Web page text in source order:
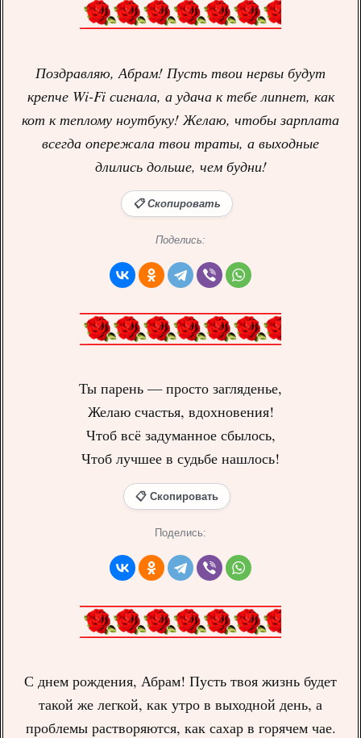
Поздравляю, Абрам! Пусть твои нервы будут
крепче Wi-Fi сигнала, а удача к тебе липнет, как
кот к теплому ноутбуку! Желаю, чтобы зарплата
всегда опережала твои траты, а выходные
длились дольше, чем будни!
📋 Скопировать
Поделись:
Ты парень — просто загляденье,
Желаю счастья, вдохновения!
Чтоб всё задуманное сбылось,
Чтоб лучшее в судьбе нашлось!
📋 Скопировать
Поделись:
С днем рождения, Абрам! Пусть твоя жизнь будет
такой же легкой, как утро в выходной день, а
проблемы растворяются, как сахар в горячем чае.